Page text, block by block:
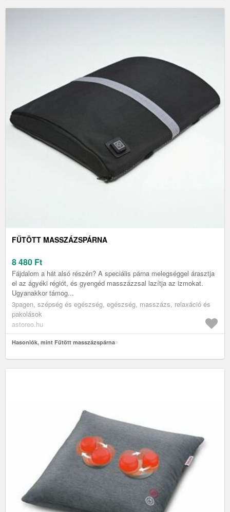
FŰTÖTT MASSZÁZSPÁRNA
8 480 Ft
Fájdalom a hát alsó részén? A speciális párna melegséggel árasztja
el az ágyéki régiót, és gyengéd masszázzsal lazítja az izmokat.
Ugyanakkor támog...
3pagen, szépség és egészség, egészség, masszázs, relaxáció és
pakolások
astoreo.hu
Hasonlók, mint Fűtött masszázspárna